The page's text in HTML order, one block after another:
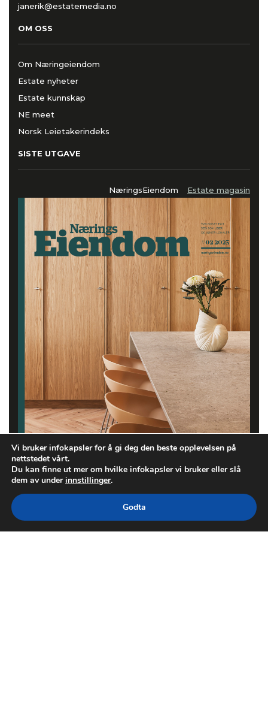
janerik@estatemedia.no
OM OSS
Om Næringeiendom
Estate nyheter
Estate kunnskap
NE meet
Norsk Leietakerindeks
SISTE UTGAVE
NæringsEiendom Estate magasin
Vi bruker infokapsler for å gi deg den beste opplevelsen på
nettstedet vårt.
Du kan finne ut mer om hvilke infokapsler vi bruker eller slå
dem av underinnstillinger.
Godta